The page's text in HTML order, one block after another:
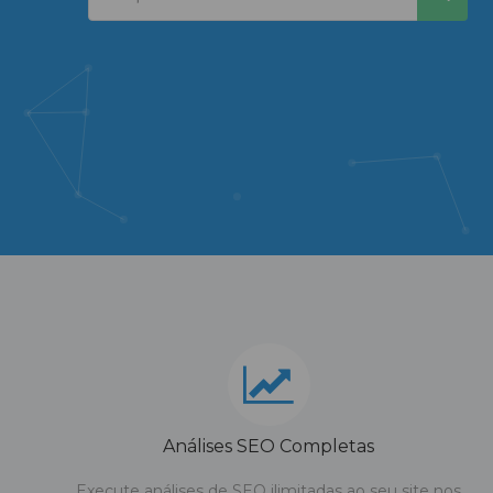
Análises SEO Completas